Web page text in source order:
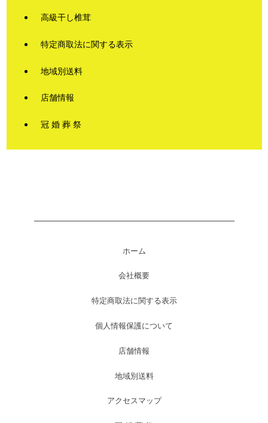
高級干し椎茸
特定商取法に関する表示
地域別送料
店舗情報
冠 婚 葬 祭
ホーム
会社概要
特定商取法に関する表示
個人情報保護について
店舗情報
地域別送料
アクセスマップ